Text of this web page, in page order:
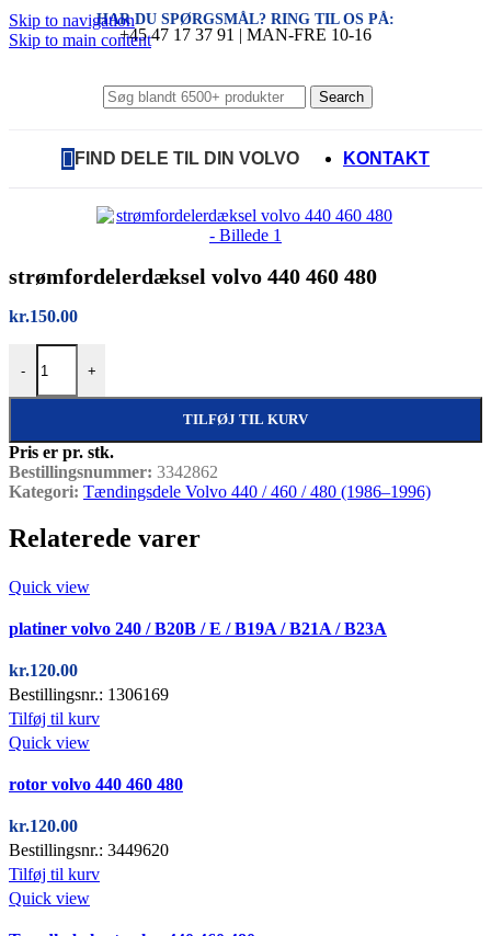
Skip to navigation
Skip to main content
HAR DU SPØRGSMÅL? RING TIL OS PÅ:
+45 47 17 37 91 | MAN-FRE 10-16
Search
FIND DELE TIL DIN VOLVO KONTAKT
strømfordelerdæksel volvo 440 460 480
kr.150.00
-
strømfordelerdæksel volvo 440 460 480 antal
+
TILFØJ TIL KURV
Pris er pr. stk.
Bestillingsnummer: 3342862
Kategori: Tændingsdele Volvo 440 / 460 / 480 (1986–1996)
Relaterede varer
Quick view
platiner volvo 240 / B20B / E / B19A / B21A / B23A
kr.120.00
Bestillingsnr.: 1306169
Tilføj til kurv
Quick view
rotor volvo 440 460 480
kr.120.00
Bestillingsnr.: 3449620
Tilføj til kurv
Quick view